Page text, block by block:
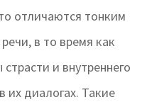
отличаются тонким
в то время как
и внутреннего
их диалогах. Такие